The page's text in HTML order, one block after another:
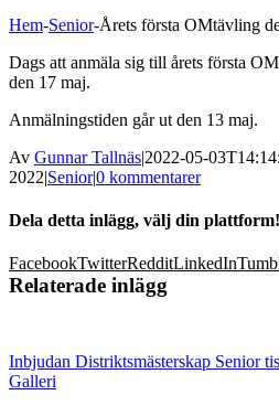
Hem-Senior-Årets första OMtävling
Dags att anmäla sig till årets första
den 17 maj.
Anmälningstiden går ut den 13 maj.
Av Gunnar Tallnäs|2022-05-
2022|Senior|0 kommentarer
Dela detta inlägg, välj din plattform!
FacebookTwitterRedditLinkedIn
Relaterade inlägg
Inbjudan Distriktsmästerskap Senior
Galleri